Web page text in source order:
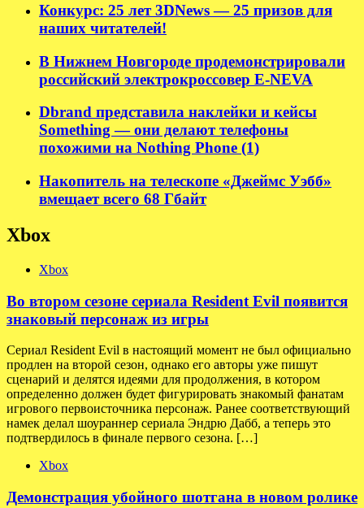
Конкурс: 25 лет 3DNews — 25 призов для
наших читателей!
В Нижнем Новгороде продемонстрировали
российский электрокроссовер E-NEVA
Dbrand представила наклейки и кейсы
Something — они делают телефоны
похожими на Nothing Phone (1)
Накопитель на телескопе «Джеймс Уэбб»
вмещает всего 68 Гбайт
Xbox
Xbox
Во втором сезоне сериала Resident Evil появится
знаковый персонаж из игры
Сериал Resident Evil в настоящий момент не был официально
продлен на второй сезон, однако его авторы уже пишут
сценарий и делятся идеями для продолжения, в котором
определенно должен будет фигурировать знакомый фанатам
игрового первоисточника персонаж. Ранее соответствующий
намек делал шоураннер сериала Эндрю Дабб, а теперь это
подтвердилось в финале первого сезона. […]
Xbox
Демонстрация убойного шотгана в новом ролике